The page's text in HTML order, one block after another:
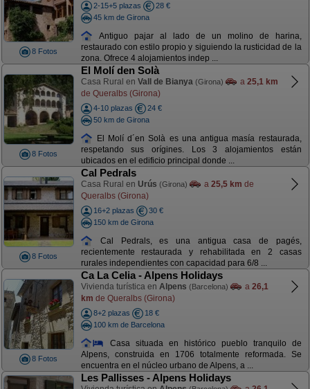
8 Fotos
2-15+5 plazas
28 €
45 km de Girona
Antiguo pajar al lado de un molino de harina,
restaurado con estilo propio y siguiendo la rusticidad de la
zona. Ofrece 4 alojamientos indep ...
8 Fotos
El Molí den Solà
Casa Rural en Vall de Bianya (Girona) a 25,1 km
de Queralbs (Girona)
4-10 plazas
24 €
50 km de Girona
El Molí d´en Solà es una antigua masía restaurada,
respetando sus orígines. Los 3 alojamientos están
ubicados en el edificio principal donde ...
8 Fotos
Cal Pedrals
Casa Rural en Urús (Girona) a 25,5 km de
Queralbs (Girona)
16+2 plazas
30 €
150 km de Girona
Cal Pedrals, es una antigua casa de pagés,
recientemente restaurada y rehabilitada en 2 casas
rurales independientes con capacidad para 6/8 ...
8 Fotos
Ca La Celia - Alpens Holidays
Vivienda turística en Alpens (Barcelona) a 26,1
km de Queralbs (Girona)
8+2 plazas
18 €
100 km de Barcelona
Casa situada en histórico pueblo tranquilo de
Alpens, construida en 1706 totalmente reformada. Se
encuentra en el núcleo urbano de Alpens, a ...
Les Pallisses - Alpens Holidays